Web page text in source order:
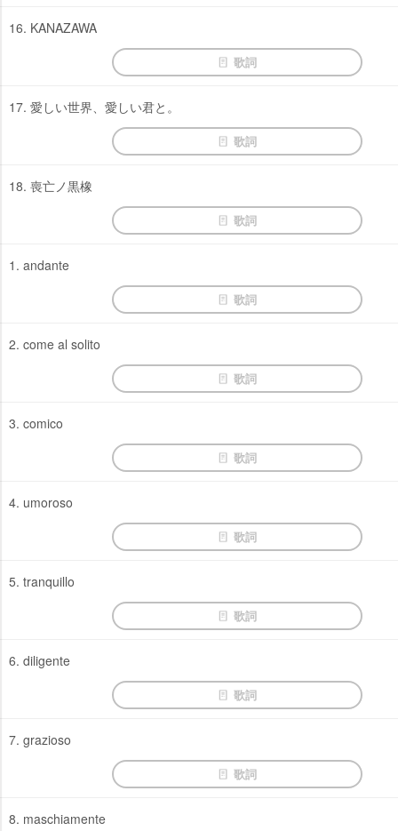
16. KANAZAWA
歌詞
17. 愛しい世界、愛しい君と。
歌詞
18. 喪亡ノ黒橡
歌詞
1. andante
歌詞
2. come al solito
歌詞
3. comico
歌詞
4. umoroso
歌詞
5. tranquillo
歌詞
6. diligente
歌詞
7. grazioso
歌詞
8. maschiamente